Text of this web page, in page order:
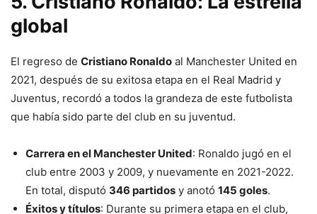
global
El regreso de Cristiano Ronaldo al Manchester United en
2021, después de su exitosa etapa en el Real Madrid y
Juventus, recordó a todos la grandeza de este futbolista
que había sido parte del club en su juventud.
Carrera en el Manchester United: Ronaldo jugó en el
club entre 2003 y 2009, y nuevamente en 2021-2022.
En total, disputó 346 partidos y anotó 145 goles.
Éxitos y títulos: Durante su primera etapa en el club,